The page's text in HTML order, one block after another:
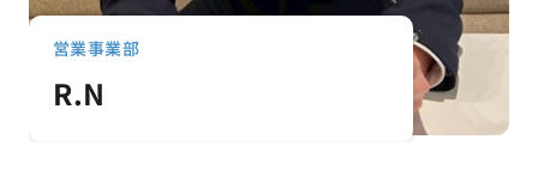
営業事業部
R.N